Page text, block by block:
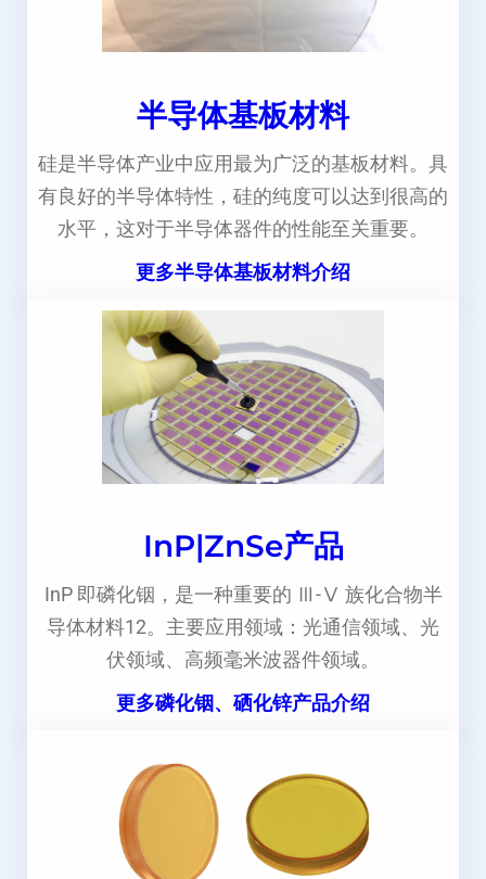
半导体基板材料
硅是半导体产业中应用最为广泛的基板材料。具
有良好的半导体特性，硅的纯度可以达到很高的
水平，这对于半导体器件的性能至关重要。
更多半导体基板材料介绍
InP|ZnSe产品
InP 即磷化铟，是一种重要的 Ⅲ-Ⅴ 族化合物半
导体材料12。主要应用领域：光通信领域、光
伏领域、高频毫米波器件领域。
更多磷化铟、硒化锌产品介绍